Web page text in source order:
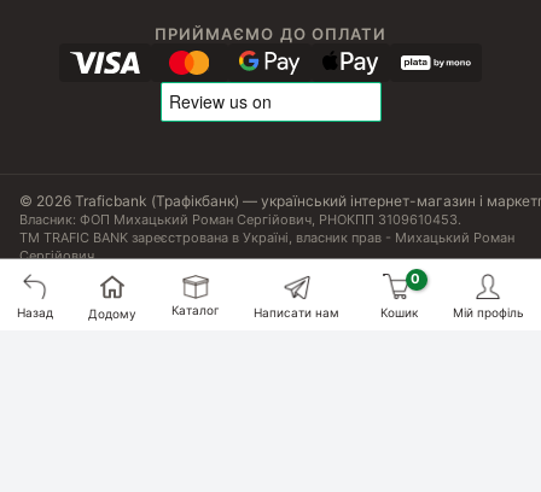
ПРИЙМАЄМО ДО ОПЛАТИ
© 2026 Traficbank (Трафікбанк) — український інтернет-магазин і
Власник: ФОП Михацький Роман Сергійович, РНОКПП 3109610453.
ТМ TRAFIC BANK зареєстрована в Україні, власник прав - Михацький Роман
Сергійович.
Угода користувача Політика конфіденційності
Публічна оферта
Налаштування CookiesСертифікати, ліцензії та патенти
Назад Додому Каталог Написати нам Кошик Мій профіль